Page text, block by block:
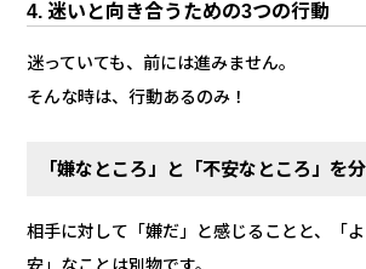
4. 迷いと向き合うための3つの行動
迷っていても、前には進みません。
そんな時は、行動あるのみ！
「嫌なところ」と「不安なところ」を
相手に対して「嫌だ」と感じることと、「